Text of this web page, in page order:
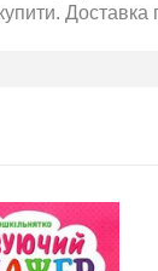
Доставка